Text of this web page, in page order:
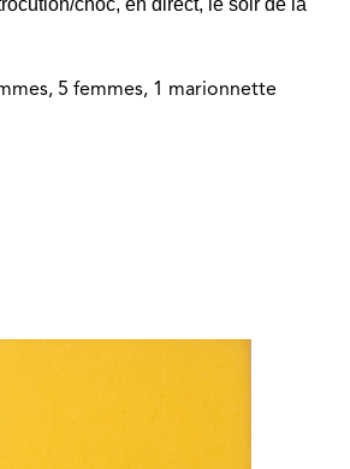
choc, en direct, le soir de la
5 femmes, 1 marionnette